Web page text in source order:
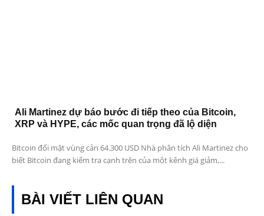
Ali Martinez dự báo bước đi tiếp theo của Bitcoin,
XRP và HYPE, các mốc quan trọng đã lộ diện
Bitcoin đối mặt vùng cản 64.300 USD Nhà phân tích Ali Martinez cho
biết Bitcoin đang kiểm tra cạnh trên của một kênh giá giảm,...
BÀI VIẾT LIÊN QUAN